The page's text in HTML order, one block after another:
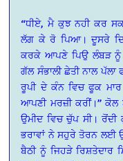
“ਧੀਏ, ਮੈ ਕੁਝ ਨਹੀ ਕਰ
ਲੱਗ ਕੇ ਰੋ ਪਿਆ। ਦੂਸਰੇ
ਕਰਕੇ ਆਪਣੇ ਪਿਉ ਲੰਬੜ ਨੂੰ
ਗੱਲ ਸੰਭਾਲੀ ਛੇਤੀ ਨਾਲ
ਰੂਪੀ ਦੇ ਕੰਨ ਵਿਚ ਫੂਕ
ਆਪਣੀ ਮਰਜ਼ੀ ਕਰੀਂ।” ਕੋਲ
ਉਮੀਦ ਵਿਚ ਚੁੱਪ ਸੀ। ਰੋਂਦੀ
ਭਰਾਵਾਂ ਨੇ ਸਹੁਰੇ ਤੋਰਨ ਲਈ
ਬੈਠੀ ਨੂੰ ਜਿਹੜੇ ਰਿਸ਼ਤੇਦਾਰ